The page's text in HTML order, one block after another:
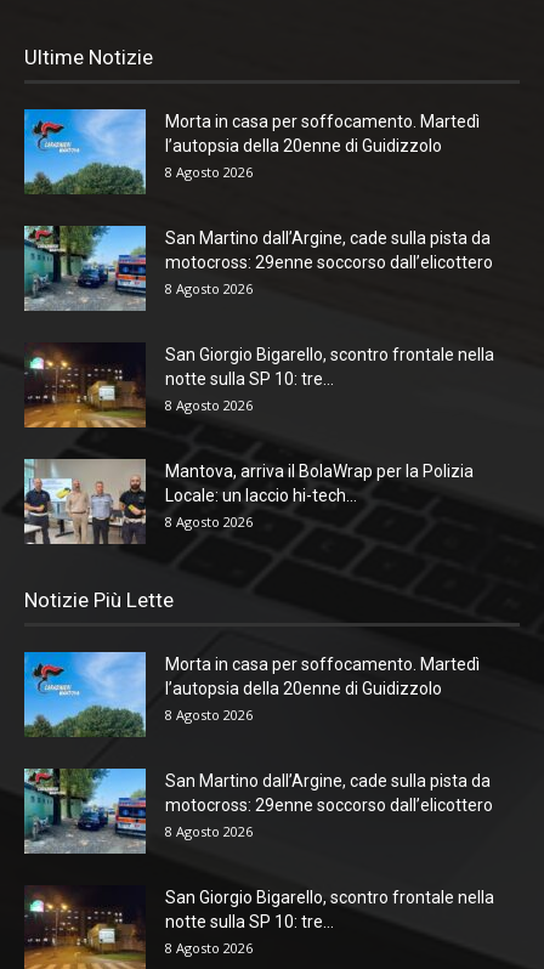
Ultime Notizie
Morta in casa per soffocamento. Martedì
l’autopsia della 20enne di Guidizzolo
8 Agosto 2026
San Martino dall’Argine, cade sulla pista da
motocross: 29enne soccorso dall’elicottero
8 Agosto 2026
San Giorgio Bigarello, scontro frontale nella
notte sulla SP 10: tre...
8 Agosto 2026
Mantova, arriva il BolaWrap per la Polizia
Locale: un laccio hi-tech...
8 Agosto 2026
Notizie Più Lette
Morta in casa per soffocamento. Martedì
l’autopsia della 20enne di Guidizzolo
8 Agosto 2026
San Martino dall’Argine, cade sulla pista da
motocross: 29enne soccorso dall’elicottero
8 Agosto 2026
San Giorgio Bigarello, scontro frontale nella
notte sulla SP 10: tre...
8 Agosto 2026